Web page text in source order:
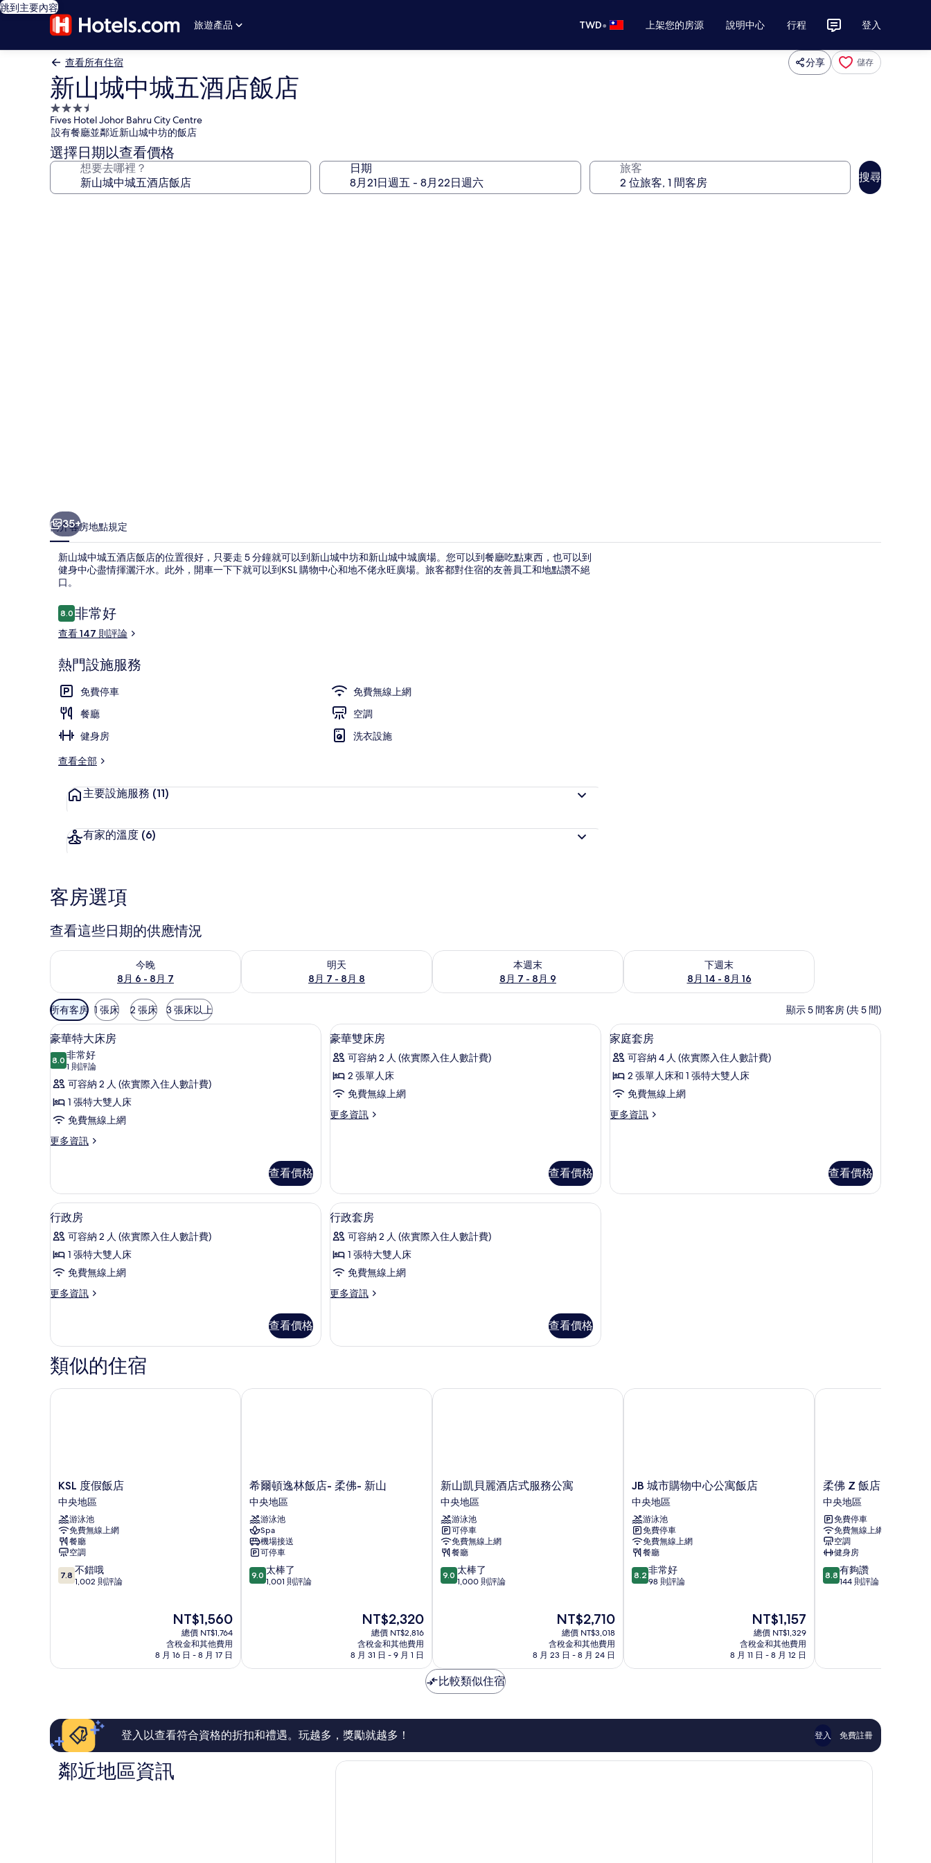
跳到主要內容
旅遊產品
TWD• 上架您的房源 說明中心 行程 登入
查看所有住宿 分享 儲存
新山城中城五酒店飯店
3.5
星
級
住
宿
Fives Hotel Johor Bahru City Centre
設有餐廳並鄰近新山城中坊的飯店
選擇日期以查看價格
想要去哪裡？ 日期 旅客
搜尋
35+
簡介客房地點規定
新山城中城五酒店飯店的位置很好，只要走 5 分鐘就可以到新山城中坊和新山城中城廣場。您可以到餐廳吃點東西，也可以到
健身中心盡情揮灑汗水。此外，開車一下下就可以到KSL 購物中心和地不佬永旺廣場。旅客都對住宿的友善員工和地點讚不絕
口。
評
論
8.08.0 分，滿分 10 分，
非常好
查看 147 則評論
熱門設施服務
免費停車
免費無線上網
餐廳
空調
健身房
洗衣設施
查看全部
主要設施服務 (11)
有家的溫度 (6)
客房選項
查看這些日期的供應情況
今晚
8月 6 - 8月 7
查看今晚 (8月 6 - 8月 7) 的供應情況
明天
8月 7 - 8月 8
查看明天 (8月 7 - 8月 8) 的供應情況
本週末
8月 7 - 8月 9
查看本週末 (8月 7 - 8月 9) 的供應情況
下週末
8月 14 - 8月 16
查看下週末 (8月 14 - 8月 16) 的供應情況
可
用
的
客
房
篩
選
件
所有客房 1 張床 2 張床 3 張床以上 顯示 5 間客房 (共 5 間)
顯
示
豪
華
特
大
床
所
有
相
片
記憶床墊、迷你吧、客房內保險箱、筆電工作空間
5
豪華特大床房
8.08.0 分，滿分 10 分
非常好
1 則評論
(1
則
評
論)
可容納 2 人 (依實際入住人數計費)
1 張特大雙人床
免費無線上網
更多資訊
更
特
大
床
房
的
詳
查看價格
顯
示
豪
華
床
有
相
片
記憶床墊、迷你吧、客房內保險箱、筆電工作空間
5
豪華雙床房
可容納 2 人 (依實際入住人數計費)
2 張單人床
免費無線上網
更多資訊
更
房
的
詳
情
查看價格
顯
示
家
庭
房
相
記憶床墊、迷你吧、客房內保險箱、筆電工作
6
家庭套房
可容納 4 人 (依實際入住人數計費)
2 張單人床和 1 張特大雙人床
免費無線上網
更多資訊
更
的
查看價格
顯
示
行
政
的
有
相
片
記憶床墊、迷你吧、客房內保險箱、筆電工作空間
6
行政房
可容納 2 人 (依實際入住人數計費)
1 張特大雙人床
免費無線上網
更多資訊
更
房
的
詳
情
查看價格
顯
示
行
政
房
所
片
記憶床墊、迷你吧、客房內保險箱、筆電工作空間
6
行政套房
可容納 2 人 (依實際入住人數計費)
1 張特大雙人床
免費無線上網
更多資訊
更
套
情
查看價格
類似的住宿
KSL
度
假
飯
店
中
央
地
區
KSL 度假飯店
中央地區
游泳池
免費無線上網
餐廳
空調
7.8
分，
哦，
論
7.8 不錯哦
1,002 則評論
現
價
格
為
NT$1,560
總價 NT$1,764
含稅金和其他費用
8 月 16 日 - 8 月 17 日
KSL 度假飯店
希
爾
頓
逸
林
飯
店-
柔
佛-
希爾頓逸林飯店- 柔佛- 新山
中央地區
游泳池
Spa
機場接送
可停車
9.0
分，
了，
論
9.0 太棒了
1,001 則評論
現
價
格
為
NT$2,320
總價 NT$2,816
含稅金和其他費用
8 月 31 日 - 9 月 1 日
希爾頓逸林飯店- 柔佛- 新山
新
山
凱
貝
麗
酒
店
式
服
區
新山凱貝麗酒店式服務公寓
中央地區
游泳池
可停車
免費無線上網
餐廳
9.0
分，
了，
1,000
則
論
9.0 太棒了
1,000 則評論
現
在
價
格
為
NT$2,710
總價 NT$3,018
含稅金和其他費用
8 月 23 日 - 8 月 24 日
新山凱貝麗酒店式服務公寓
JB
城
市
購
物
中
心
公
寓
JB 城市購物中心公寓飯店
中央地區
游泳池
免費停車
免費無線上網
餐廳
8.2
分，
好，
論
8.2 非常好
98 則評論
現
在
價
格
為
NT$1,157
總價 NT$1,329
含稅金和其他費用
8 月 11 日 - 8 月 12 日
JB 城市購物中心公寓飯店
柔
佛
Z
飯
店
中
央
地
區
柔佛 Z 飯店
中央地區
免費停車
免費無線上網
空調
健身房
8.8
分，
讚，
論
8.8 有夠讚
144 則評論
柔佛 Z 飯店
比較類似住宿
登入以查看符合資格的折扣和禮遇。玩越多，獎勵就越多！ 登入 免費註冊
鄰近地區資訊